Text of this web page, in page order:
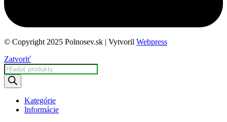
© Copyright 2025 Polnosev.sk | Vytvoril Webpress
Zatvoriť
Products
search
Kategórie
Informácie